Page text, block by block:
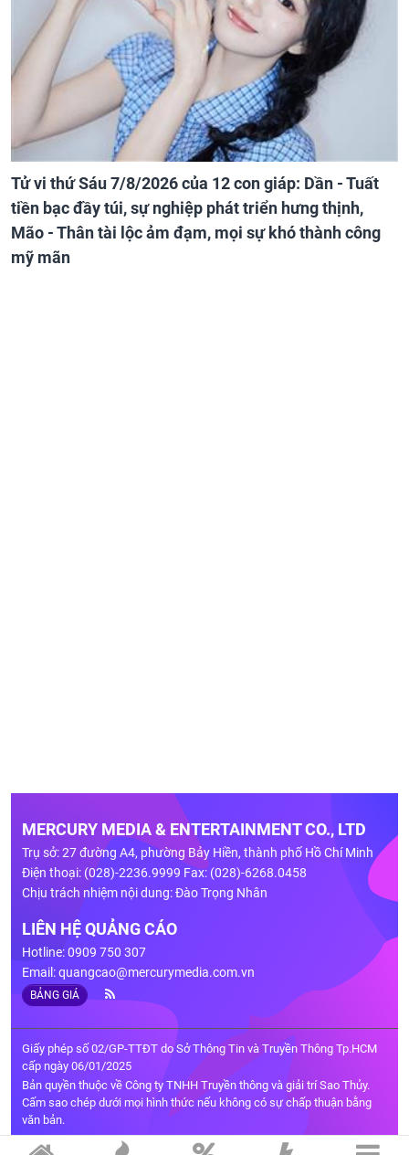
Tử vi thứ Sáu 7/8/2026 của 12 con giáp: Dần - Tuất
tiền bạc đầy túi, sự nghiệp phát triển hưng thịnh,
Mão - Thân tài lộc ảm đạm, mọi sự khó thành công
mỹ mãn
MERCURY MEDIA & ENTERTAINMENT CO., LTD
Trụ sở: 27 đường A4, phường Bảy Hiền, thành phố Hồ Chí Minh
Điện thoại: (028)-2236.9999 Fax: (028)-6268.0458
Chịu trách nhiệm nội dung: Đào Trọng Nhân
LIÊN HỆ QUẢNG CÁO
Hotline: 0909 750 307
Email:quangcao@mercurymedia.com.vn
BẢNG GIÁ
Giấy phép số 02/GP-TTĐT do Sở Thông Tin và Truyền Thông Tp.HCM
cấp ngày 06/01/2025
Bản quyền thuộc về Công ty TNHH Truyền thông và giải trí Sao Thủy.
Cấm sao chép dưới mọi hình thức nếu không có sự chấp thuận bằng
văn bản.